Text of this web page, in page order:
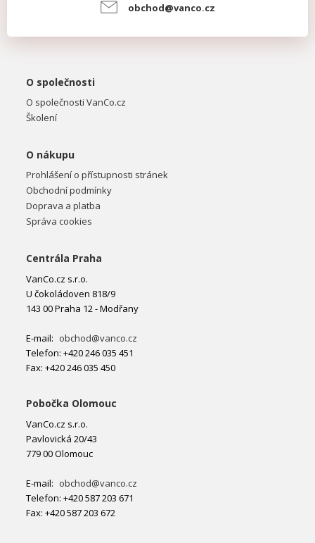
obchod@vanco.cz
O společnosti
O společnosti VanCo.cz
Školení
O nákupu
Prohlášení o přístupnosti stránek
Obchodní podmínky
Doprava a platba
Správa cookies
Centrála Praha
VanCo.cz s.r.o.
U čokoládoven 818/9
143 00 Praha 12 - Modřany
E-mail: obchod@vanco.cz
Telefon: +420 246 035 451
Fax: +420 246 035 450
Pobočka Olomouc
VanCo.cz s.r.o.
Pavlovická 20/43
779 00 Olomouc
E-mail: obchod@vanco.cz
Telefon: +420 587 203 671
Fax: +420 587 203 672